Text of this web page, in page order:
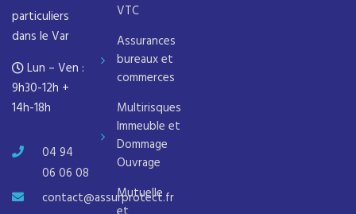
particuliers
dans le Var
Lun – Ven :
9h30-12h +
14h-18h
04 94
06 06 08
contact@assurprotect.fr
VTC
Assurances
bureaux et
commerces
Multirisques
Immeuble et
Dommage
Ouvrage
Mutuelle